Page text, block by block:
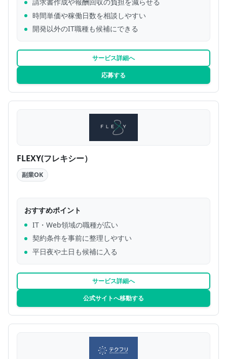
時間単価や稼働日数を相談しやすい
開発以外のIT職種も候補にできる
サービス詳細へ
応募する
FLEXY(フレキシー）
副業OK
おすすめポイント
IT・Web領域の職種が広い
契約条件を事前に整理しやすい
平日夜や土日も候補に入る
サービス詳細へ
公式サイトへ移動する